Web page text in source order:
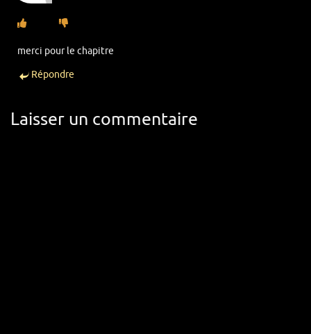
merci pour le chapitre
Répondre
Laisser un commentaire